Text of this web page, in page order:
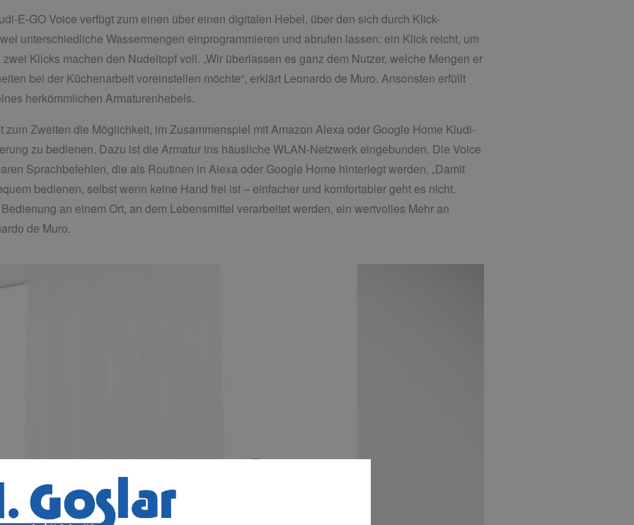
E-GO Voice verfügt zum einen über einen digitalen Hebel, über den sich durch Klick-
unterschiedliche Wassermengen einprogrammieren und abrufen lassen: ein Klick reicht, um
Klicks machen den Nudeltopf voll. „Wir überlassen es ganz dem Nutzer, welche Mengen er
bei der Küchenarbeit voreinstellen möchte“, erklärt Leonardo de Muro. Ansonsten erfüllt
herkömmlichen Armaturenhebels.
zum Zweiten die Möglichkeit, im Zusammenspiel mit Amazon Alexa oder Google Home Kludi-
zu bedienen. Dazu ist die Armatur ins häusliche WLAN-Netzwerk eingebunden. Die Voice
Sprachbefehlen, die als Routinen in Alexa oder Google Home hinterlegt werden. „Damit
bedienen, selbst wenn keine Hand frei ist – einfacher und komfortabler geht es nicht.
an einem Ort, an dem Lebensmittel verarbeitet werden, ein wertvolles Mehr an
de Muro.